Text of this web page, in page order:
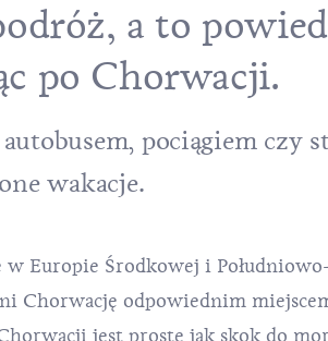
a to
po Chorwacji.
autobusem, pociągiem
wakacje.
w Europie Środkowej i
Chorwację odpowiednim
jest proste jak skok do